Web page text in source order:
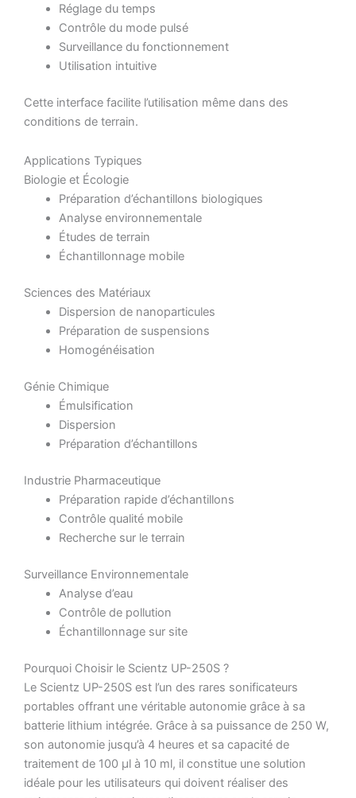
Réglage du temps
Contrôle du mode pulsé
Surveillance du fonctionnement
Utilisation intuitive
Cette interface facilite l’utilisation même dans des
conditions de terrain.
Applications Typiques
Biologie et Écologie
Préparation d’échantillons biologiques
Analyse environnementale
Études de terrain
Échantillonnage mobile
Sciences des Matériaux
Dispersion de nanoparticules
Préparation de suspensions
Homogénéisation
Génie Chimique
Émulsification
Dispersion
Préparation d’échantillons
Industrie Pharmaceutique
Préparation rapide d’échantillons
Contrôle qualité mobile
Recherche sur le terrain
Surveillance Environnementale
Analyse d’eau
Contrôle de pollution
Échantillonnage sur site
Pourquoi Choisir le Scientz UP-250S ?
Le Scientz UP-250S est l’un des rares sonificateurs
portables offrant une véritable autonomie grâce à sa
batterie lithium intégrée. Grâce à sa puissance de 250 W,
son autonomie jusqu’à 4 heures et sa capacité de
traitement de 100 µl à 10 ml, il constitue une solution
idéale pour les utilisateurs qui doivent réaliser des